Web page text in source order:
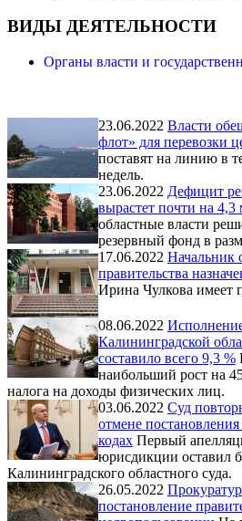
ВИДЫ ДЕЯТЕЛЬНОСТИ
Органы власти и
23.06.2022 Власти
флот» для перевозки
поставят на линию в
недель.
23.06.2022 Дефицит
вырастет почти на 4,3
областные власти
резервный фонд в
17.06.2022 Начальник
правительства
Ирина Чулкова имеет
08.06.2022
Калининградской
составило всего 9,3 %
наибольший рост на
налога на доходы физических лиц.
03.06.2022 Суд
отмене
кодах Первый
юрисдикции оставил
Калининградского областного суда.
26.05.2022
постановление